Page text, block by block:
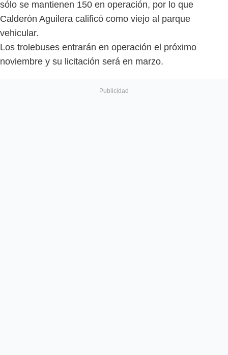
sólo se mantienen 150 en operación, por lo que
Calderón Aguilera calificó como viejo al parque
vehicular.
Los trolebuses entrarán en operación el próximo
noviembre y su licitación será en marzo.